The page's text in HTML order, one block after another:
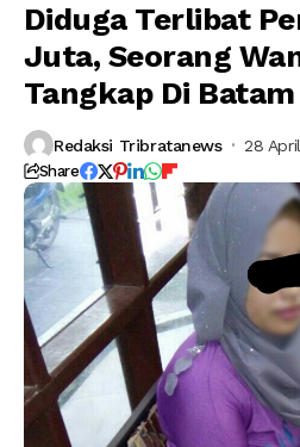
Diduga Terlibat
Juta, Seorang
Tangkap Di Batam
Redaksi Tribratanews 28
Share